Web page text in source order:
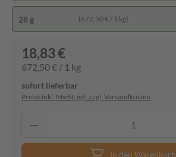
28 g (672,50 € / 1 kg)
18,83 €
672,50 € / 1 kg
sofort lieferbar
Preise inkl. MwSt. ggf. zzgl. Versandkosten
In den Warenkorb